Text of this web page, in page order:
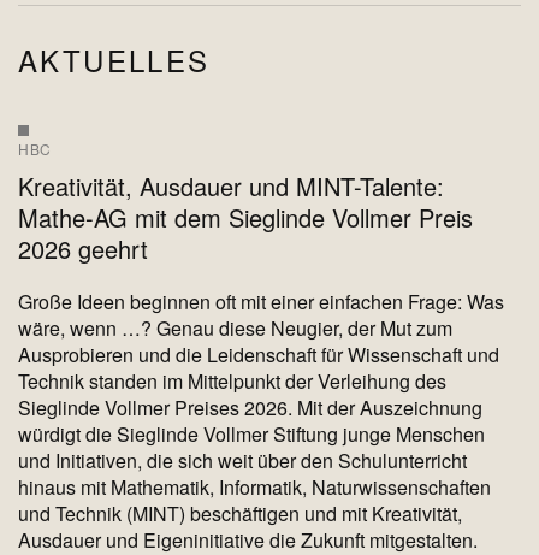
AKTUELLES
HBC
Kreativität, Ausdauer und MINT-Talente:
Mathe-AG mit dem Sieglinde Vollmer Preis
2026 geehrt
Große Ideen beginnen oft mit einer einfachen Frage: Was
wäre, wenn …? Genau diese Neugier, der Mut zum
Ausprobieren und die Leidenschaft für Wissenschaft und
Technik standen im Mittelpunkt der Verleihung des
Sieglinde Vollmer Preises 2026. Mit der Auszeichnung
würdigt die Sieglinde Vollmer Stiftung junge Menschen
und Initiativen, die sich weit über den Schulunterricht
hinaus mit Mathematik, Informatik, Naturwissenschaften
und Technik (MINT) beschäftigen und mit Kreativität,
Ausdauer und Eigeninitiative die Zukunft mitgestalten.